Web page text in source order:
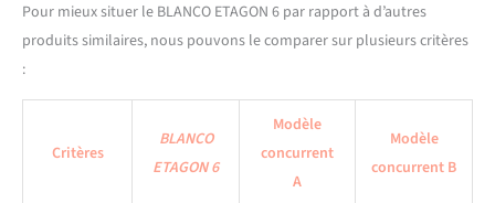
Pour mieux situer le BLANCO ETAGON 6 par rapport à d’autres
produits similaires, nous pouvons le comparer sur plusieurs critères
:
Critères
BLANCO
ETAGON 6
Modèle
concurrent
A
Modèle
concurrent B